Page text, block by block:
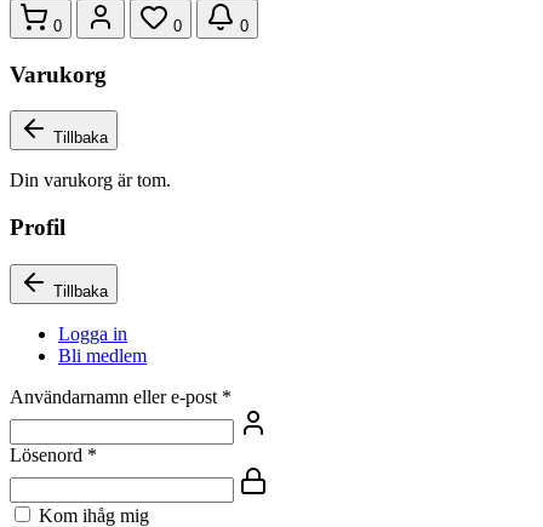
0 0 0
Varukorg
Tillbaka
Din varukorg är tom.
Profil
Tillbaka
Logga in
Bli medlem
Användarnamn eller e-post *
Lösenord *
Kom ihåg mig